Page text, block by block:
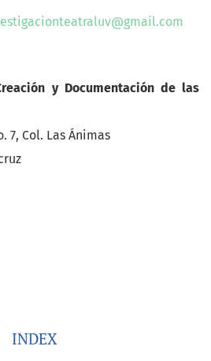
y Documentación de las
7, Col. Las Ánimas
INDEX